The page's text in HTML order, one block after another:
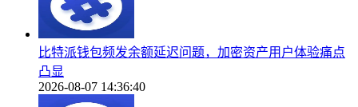
比特派钱包频发余额延迟问题，加密资产用户体验痛点
凸显
2026-08-07 14:36:40